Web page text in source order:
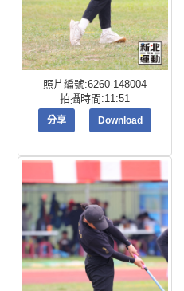
照片編號:6260-148004
拍攝時間:11:51
分享 Download